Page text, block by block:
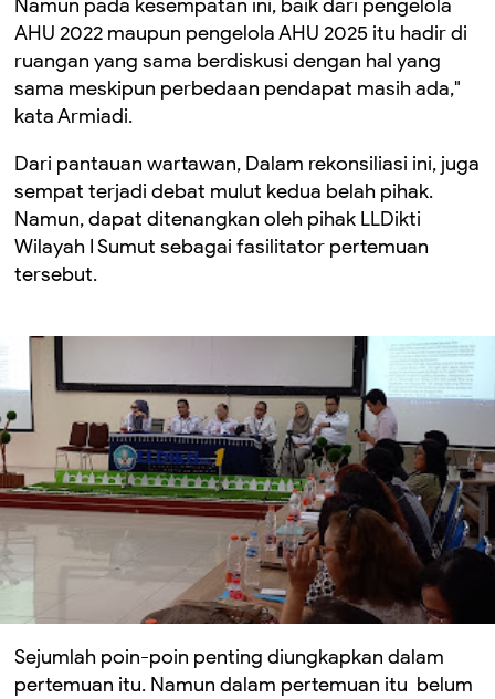
Namun pada kesempatan ini, baik dari pengelola
AHU 2022 maupun pengelola AHU 2025 itu hadir di
ruangan yang sama berdiskusi dengan hal yang
sama meskipun perbedaan pendapat masih ada,"
kata Armiadi.
Dari pantauan wartawan, Dalam rekonsiliasi ini, juga
sempat terjadi debat mulut kedua belah pihak.
Namun, dapat ditenangkan oleh pihak LLDikti
Wilayah I Sumut sebagai fasilitator pertemuan
tersebut.
Sejumlah poin-poin penting diungkapkan dalam
pertemuan itu. Namun dalam pertemuan itu belum